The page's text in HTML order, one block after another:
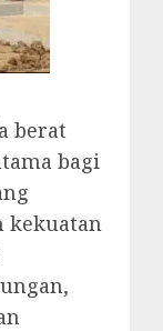
berat
bagi
kekuatan